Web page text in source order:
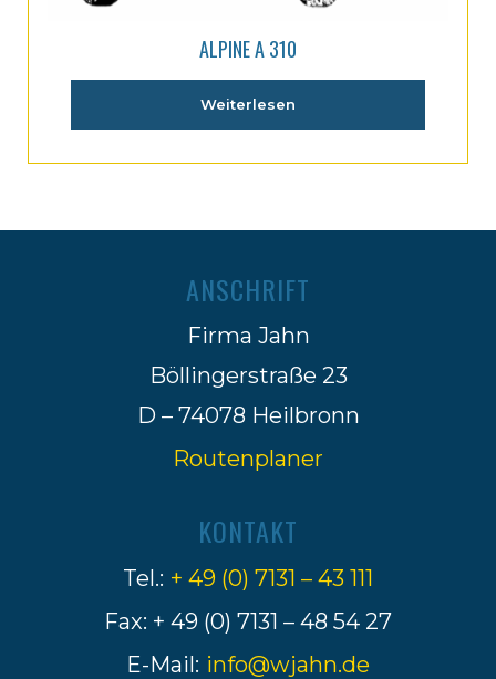
ALPINE A 310
Weiterlesen
ANSCHRIFT
Firma Jahn
Böllingerstraße 23
D – 74078 Heilbronn
Routenplaner
KONTAKT
Tel.: + 49 (0) 7131 – 43 111
Fax: + 49 (0) 7131 – 48 54 27
E-Mail: info@wjahn.de